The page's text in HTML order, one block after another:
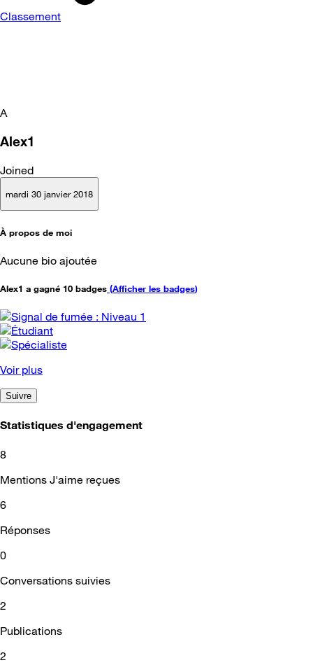
Classement
A
Alex1
Joined
mardi 30 janvier 2018
À propos de moi
Aucune bio ajoutée
Alex1 a gagné 10 badges (Afficher les badges)
Voir plus
Suivre
Statistiques d'engagement
8
Mentions J'aime reçues
6
Réponses
0
Conversations suivies
2
Publications
2